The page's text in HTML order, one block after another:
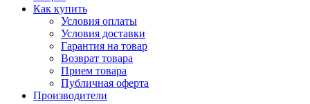
Как купить
Условия оплаты
Условия доставки
Гарантия на товар
Возврат товара
Прием товара
Публичная оферта
Производители